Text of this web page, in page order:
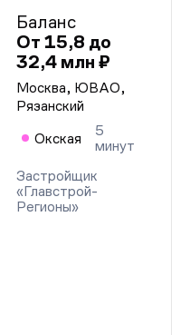
Баланс
От 15,8 до
32,4 млн ₽
Москва, ЮВАО,
Рязанский
Окская
5
минут
Застройщик
«Главстрой-
Регионы»